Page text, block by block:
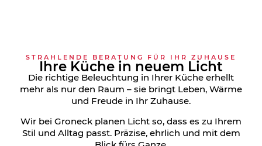
STRAHLENDE BERATUNG FÜR IHR ZUHAUSE
Ihre Küche in neuem Licht
Die richtige Beleuchtung in Ihrer Küche erhellt
mehr als nur den Raum – sie bringt Leben, Wärme
und Freude in Ihr Zuhause.
Wir bei Groneck planen Licht so, dass es zu Ihrem
Stil und Alltag passt. Präzise, ehrlich und mit dem